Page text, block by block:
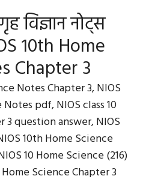
विज्ञान नोट्स
10th Home
Chapter 3
Notes Chapter 3, NIOS
pdf, NIOS class 10
question answer, NIOS
10th Home Science
10 Home Science (216)
Science Chapter 3